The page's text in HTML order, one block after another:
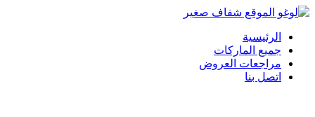
الرئيسية
جميع الماركات
مراجعات العروض
اتصل بنا